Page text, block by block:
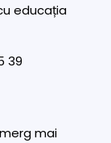
educația
mai